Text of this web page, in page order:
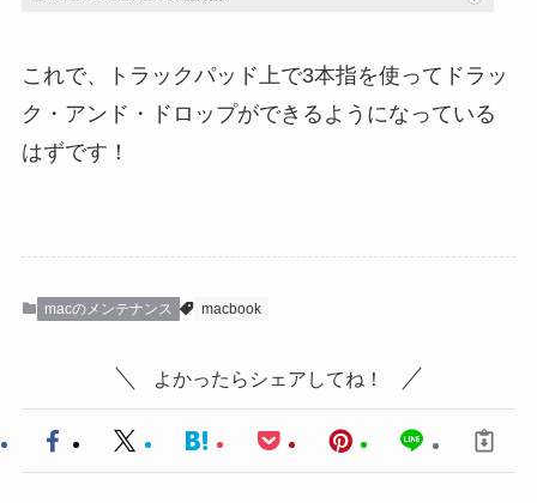
これで、トラックパッド上で3本指を使ってドラッ
ク・アンド・ドロップができるようになっている
はずです！
macのメンテナンス macbook
よかったらシェアしてね！